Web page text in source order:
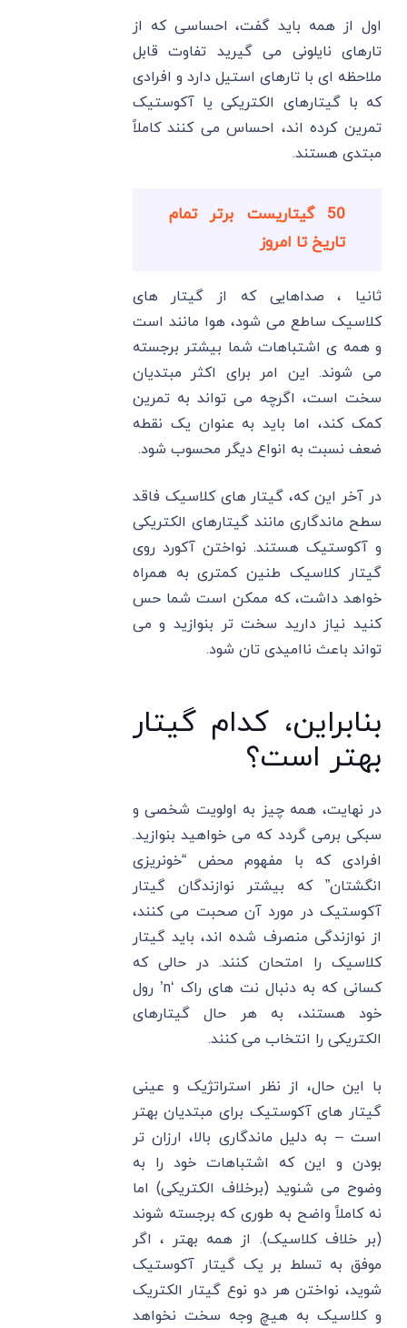
اول از همه باید گفت، احساسی که از
تارهای نایلونی می گیرید تفاوت قابل
ملاحظه ای با تارهای استیل دارد و افرادی
که با گیتارهای الکتریکی یا آکوستیک
تمرین کرده اند، احساس می کنند کاملاً
مبتدی هستند.
50 گیتاریست برتر تمام
تاریخ تا امروز
ثانیا ، صداهایی که از گیتار های
کلاسیک ساطع می شود، هوا مانند است
و همه ی اشتباهات شما بیشتر برجسته
می شوند. این امر برای اکثر مبتدیان
سخت است، اگرچه می تواند به تمرین
کمک کند، اما باید به عنوان یک نقطه
ضعف نسبت به انواع دیگر محسوب شود.
در آخر این که، گیتار های کلاسیک فاقد
سطح ماندگاری مانند گیتارهای الکتریکی
و آکوستیک هستند. نواختن آکورد روی
گیتار کلاسیک طنین کمتری به همراه
خواهد داشت، که ممکن است شما حس
کنید نیاز دارید سخت تر بنوازید و می
تواند باعث ناامیدی تان شود.
بنابراین، کدام گیتار
بهتر است؟
در نهایت، همه چیز به اولویت شخصی و
سبکی برمی گردد که می خواهید بنوازید.
افرادی که با مفهوم محض “خونریزی
انگشتان” که بیشتر نوازندگان گیتار
آکوستیک در مورد آن صحبت می کنند،
از نوازندگی منصرف شده اند، باید گیتار
کلاسیک را امتحان کنند. در حالی که
کسانی که به دنبال نت های راک ‘n’ رول
خود هستند، به هر حال گیتارهای
الکتریکی را انتخاب می کنند.
با این حال، از نظر استراتژیک و عینی
گیتار های آکوستیک برای مبتدیان بهتر
است – به دلیل ماندگاری بالا، ارزان تر
بودن و این که اشتباهات خود را به
وضوح می شنوید (برخلاف الکتریکی) اما
نه کاملاً واضح به طوری که برجسته شوند
(بر خلاف کلاسیک). از همه بهتر ، اگر
موفق به تسلط بر یک گیتار آکوستیک
شوید، نواختن هر دو نوع گیتار الکتریک
و کلاسیک به هیچ وجه سخت نخواهد